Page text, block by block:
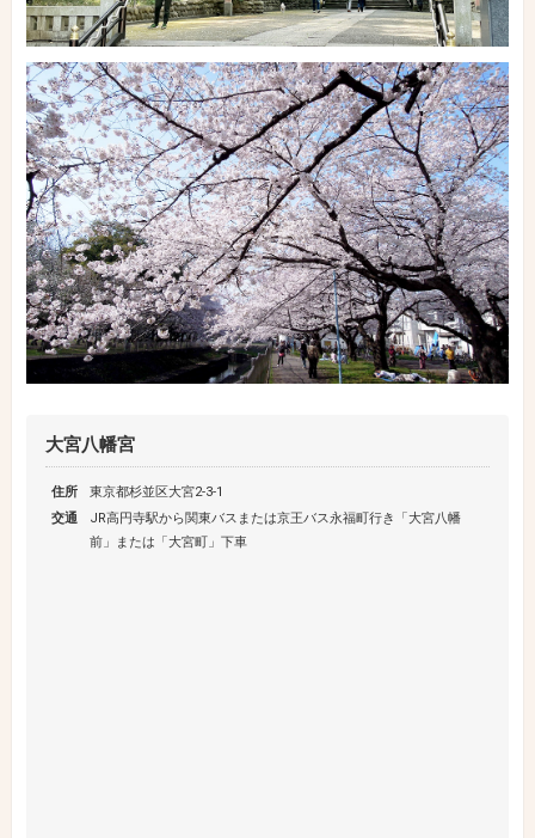
大宮八幡宮
住所
東京都杉並区大宮2-3-1
交通
JR高円寺駅から関東バスまたは京王バス永福町行き「大宮八幡
前」または「大宮町」下車